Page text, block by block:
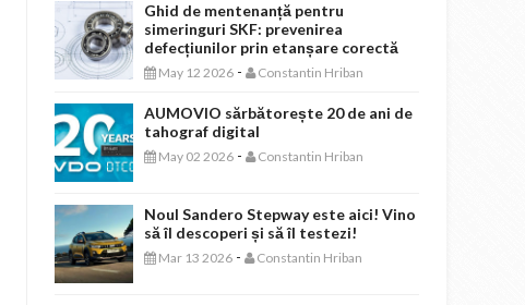
Ghid de mentenanță pentru
simeringuri SKF: prevenirea
defecțiunilor prin etanșare corectă
May 12 2026 - Constantin Hriban
AUMOVIO sărbătorește 20 de ani de
tahograf digital
May 02 2026 - Constantin Hriban
Noul Sandero Stepway este aici! Vino
să îl descoperi și să îl testezi!
Mar 13 2026 - Constantin Hriban